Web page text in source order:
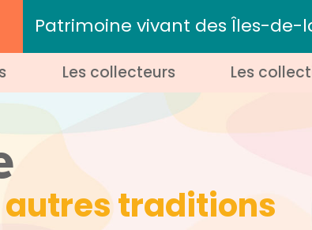
Patrimoine vivant des Îles-de-
Les collecteurs Les
autres traditions